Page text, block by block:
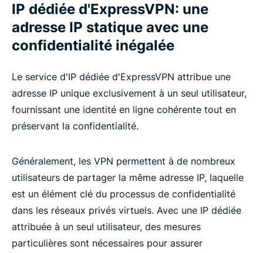
IP dédiée d'ExpressVPN: une
adresse IP statique avec une
confidentialité inégalée
Le service d'IP dédiée d'ExpressVPN attribue une
adresse IP unique exclusivement à un seul utilisateur,
fournissant une identité en ligne cohérente tout en
préservant la confidentialité.
Généralement, les VPN permettent à de nombreux
utilisateurs de partager la même adresse IP, laquelle
est un élément clé du processus de confidentialité
dans les réseaux privés virtuels. Avec une IP dédiée
attribuée à un seul utilisateur, des mesures
particulières sont nécessaires pour assurer